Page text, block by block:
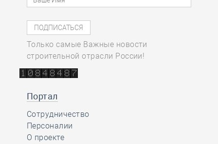
Только самые Важные новости
строительной отрасли России!
Портал
Сотрудничество
Персоналии
О проекте